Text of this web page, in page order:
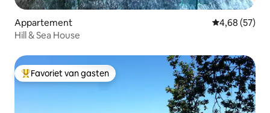
Appartement Gemiddelde
4,68 (57)
Hill & Sea House
Topfavoriet van gasten
Favoriet van gasten